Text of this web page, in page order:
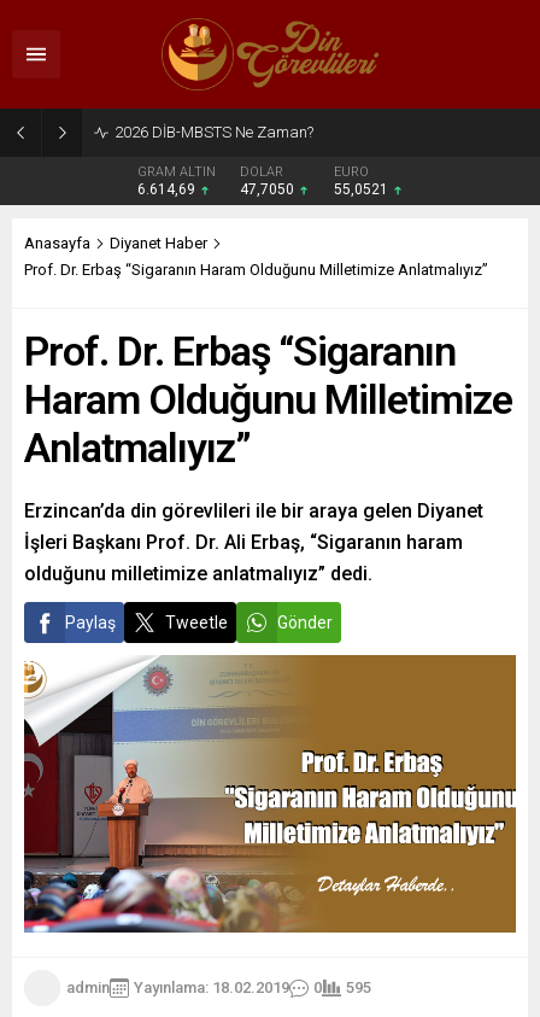
2026 DİB-MBSTS Ne Zaman?
GRAM ALTIN
6.614,69
DOLAR
47,7050
EURO
55,0521
Anasayfa
Diyanet Haber
Prof. Dr. Erbaş “Sigaranın Haram Olduğunu Milletimize Anlatmalıyız”
Prof. Dr. Erbaş “Sigaranın
Haram Olduğunu Milletimize
Anlatmalıyız”
Erzincan’da din görevlileri ile bir araya gelen Diyanet
İşleri Başkanı Prof. Dr. Ali Erbaş, “Sigaranın haram
olduğunu milletimize anlatmalıyız” dedi.
Paylaş Tweetle Gönder
admin Yayınlama: 18.02.2019 0 595